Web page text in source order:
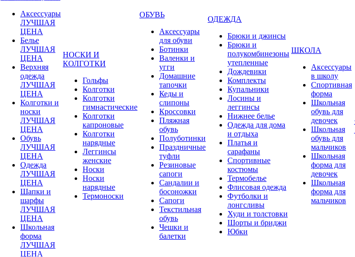
Аксессуары
ЛУЧШАЯ
ЦЕНА
Белье
ЛУЧШАЯ
ЦЕНА
Верхняя
одежда
ЛУЧШАЯ
ЦЕНА
Колготки и
носки
ЛУЧШАЯ
ЦЕНА
Обувь
ЛУЧШАЯ
ЦЕНА
Одежда
ЛУЧШАЯ
ЦЕНА
Шапки и
шарфы
ЛУЧШАЯ
ЦЕНА
Школьная
форма
ЛУЧШАЯ
ЦЕНА
НОСКИ И
КОЛГОТКИ
Гольфы
Колготки
Колготки
гимнастические
Колготки
капроновые
Колготки
нарядные
Леггинсы
женские
Носки
Носки
нарядные
Термоноски
ОБУВЬ
Аксессуары
для обуви
Ботинки
Валенки и
угги
Домашние
тапочки
Кеды и
слипоны
Кроссовки
Пляжная
обувь
Полуботинки
Праздничные
туфли
Резиновые
сапоги
Сандалии и
босоножки
Сапоги
Текстильная
обувь
Чешки и
балетки
ОДЕЖДА
Брюки и джинсы
Брюки и
полукомбинезоны
утепленные
Дождевики
Комплекты
Купальники
Лосины и
леггинсы
Нижнее белье
Одежда для дома
и отдыха
Платья и
сарафаны
Спортивные
костюмы
Термобелье
Флисовая одежда
Футболки и
лонгсливы
Худи и толстовки
Шорты и бриджи
Юбки
ШКОЛА
Аксессуары
в школу
Спортивная
форма
Школьная
обувь для
девочек
Школьная
обувь для
мальчиков
Школьная
форма для
девочек
Школьная
форма для
мальчиков